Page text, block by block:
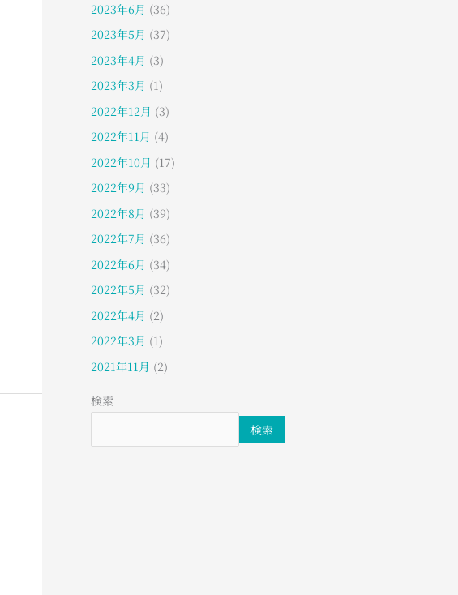
2023年6月 (36)
2023年5月 (37)
2023年4月 (3)
2023年3月 (1)
2022年12月 (3)
2022年11月 (4)
2022年10月 (17)
2022年9月 (33)
2022年8月 (39)
2022年7月 (36)
2022年6月 (34)
2022年5月 (32)
2022年4月 (2)
2022年3月 (1)
2021年11月 (2)
検索
検索